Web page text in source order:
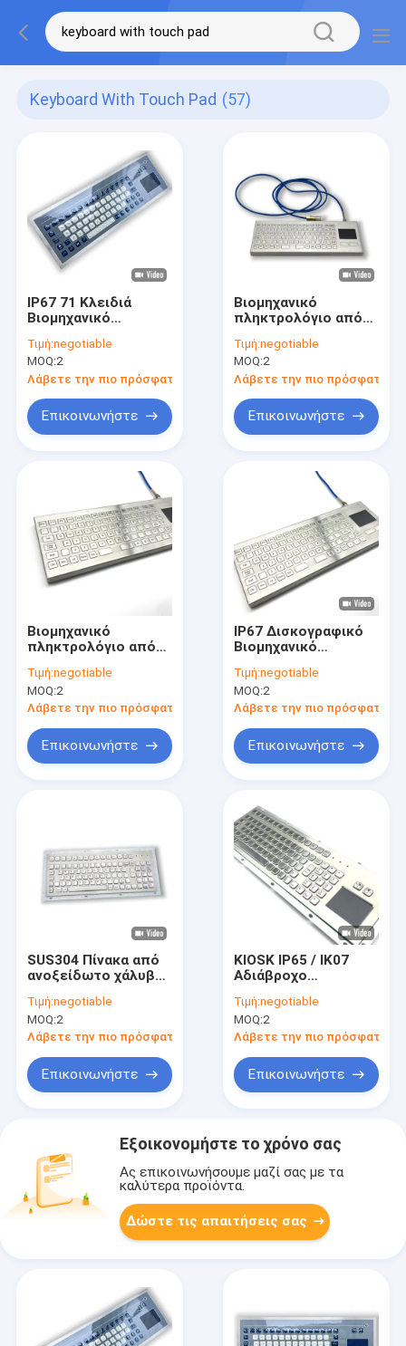
Keyboard With Touch Pad (57)
IP67 71 Κλειδιά
Βιομηχανικό
μεμβράνη με πακέτο
αφής Αντιστατικό
πληκτρολόγιο
Προσωπικό πίνακα
Τιμή:negotiable
MOQ:2
Λάβετε την πιο πρόσφατη τιμή
Επικοινωνήστε
Βιομηχανικό
πληκτρολόγιο από
με πίνακα
ακουστικής επαφής
IP67
Τιμή:negotiable
MOQ:2
Λάβετε την πιο πρόσφατη
Επικοινωνήστε
Βιομηχανικό
πληκτρολόγιο από
304 με πλήρη
λειτουργία 2
πλήκτρα Touch Pad
Τιμή:negotiable
MOQ:2
Λάβετε την πιο πρόσφατη τιμή
Επικοινωνήστε
IP67 Δισκογραφικό
Βιομηχανικό
Με Πακέτο
Αγγίγματος SUS304
από ανοξείδωτο
Τιμή:negotiable
MOQ:2
Λάβετε την πιο πρόσφατη
Επικοινωνήστε
SUS304 Πίνακα από
ανοξείδωτο χάλυβα
Βιομηχανικό
πληκτρολόγιο IP65
αδιάβροχο
Τιμή:negotiable
MOQ:2
Λάβετε την πιο πρόσφατη τιμή
Επικοινωνήστε
KIOSK IP65 / IK07
Αδιάβροχο
πληκτρολόγιο από
ανοξείδωτο χάλυβα
με αφαιρετικό πίσω
τοποθετημένο σε
θερμοκρασία -40°C
Τιμή:negotiable
MOQ:2
Λάβετε την πιο πρόσφατη
Επικοινωνήστε
Εξοικονομήστε το χρόνο σας
Ας επικοινωνήσουμε μαζί σας με τα
καλύτερα προϊόντα.
Δώστε τις απαιτήσεις σας